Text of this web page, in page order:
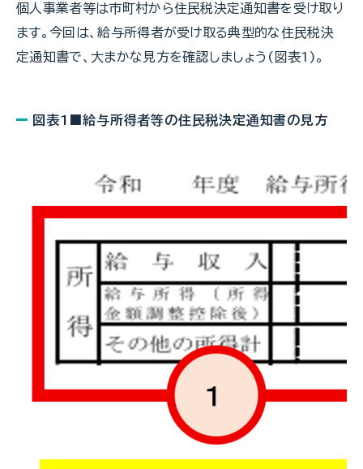
個人事業者等は市町村から住民税決定通知書を受け取り
ます。今回は、給与所得者が受け取る典型的な住民税決
定通知書で、大まかな見方を確認しましょう(図表1)。
図表1■給与所得者等の住民税決定通知書の見方